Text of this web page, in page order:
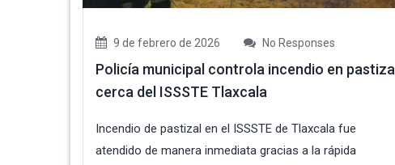
9 de febrero de 2026 No Responses
Policía municipal controla incendio en pastizal
cerca del ISSSTE Tlaxcala
Incendio de pastizal en el ISSSTE de Tlaxcala fue
atendido de manera inmediata gracias a la rápida